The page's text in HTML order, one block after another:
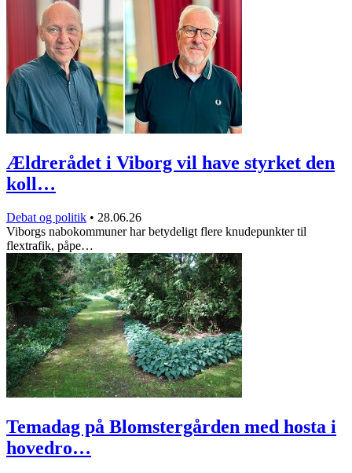
Ældrerådet i Viborg vil have styrket den
koll…
Debat og politik • 28.06.26
Viborgs nabokommuner har betydeligt flere knudepunkter til
flextrafik, påpe…
Temadag på Blomstergården med hosta i
hovedro…